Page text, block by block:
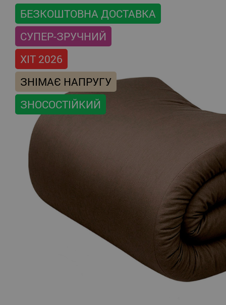
БЕЗКОШТОВНА ДОСТАВКА
СУПЕР-ЗРУЧНИЙ
ХІТ 2026
ЗНІМАЄ НАПРУГУ
ЗНОСОСТІЙКИЙ